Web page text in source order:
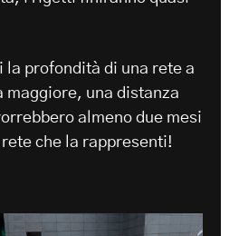
la profondità di una rete a
maggiore, una distanza
almeno due mesi
che la rappresenti!